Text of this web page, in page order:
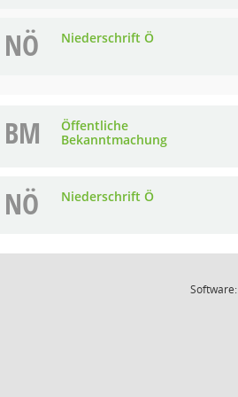
NÖ Niederschrift Ö
BM
Öffentliche
Bekanntmachung
NÖ Niederschrift Ö
Software: